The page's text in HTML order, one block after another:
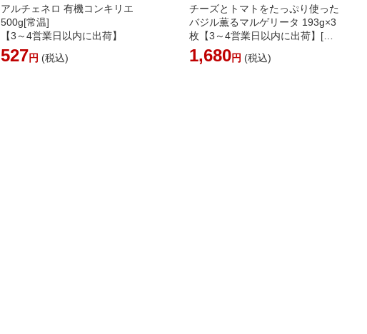
アルチェネロ 有機コンキリエ
500g[常温]
【3～4営業日以内に出荷】
527円 (税込)
チーズとトマトをたっぷり使った
バジル薫るマルゲリータ 193g×3
枚【3～4営業日以内に出荷】[冷
凍]
1,680円 (税込)